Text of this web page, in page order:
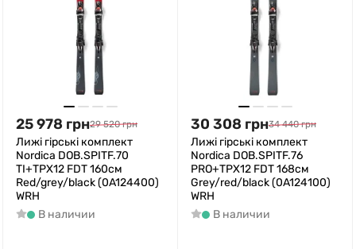
25 978 грн29 520 грн
Лижі гірські комплект
Nordica DOB.SPITF.70
TI+TPX12 FDT 160см
Red/grey/black (0A124400)
WRH
В наличии
30 308 грн34 440 грн
Лижі гірські комплект
Nordica DOB.SPITF.76
PRO+TPX12 FDT 168см
Grey/red/black (0A124100)
WRH
В наличии